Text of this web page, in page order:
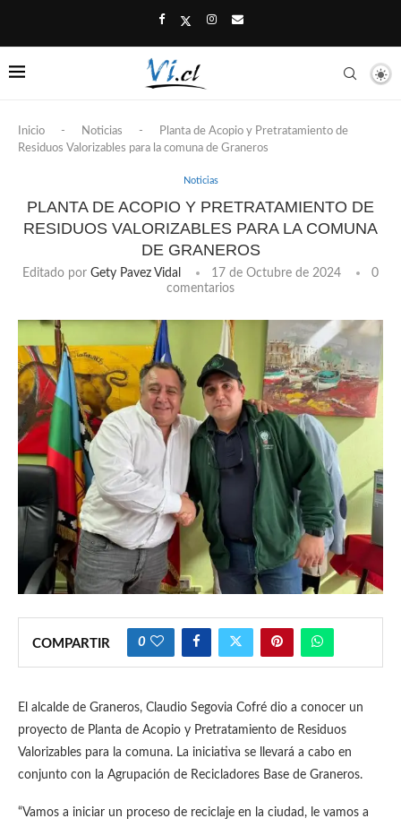
Inicio - Noticias -
Planta de Acopio y Pretratamiento de
Residuos Valorizables para la comuna de Graneros
Noticias
PLANTA DE ACOPIO Y PRETRATAMIENTO DE
RESIDUOS VALORIZABLES PARA LA COMUNA
DE GRANEROS
Editado por Gety Pavez Vidal 17 de Octubre de 2024
0
comentarios
COMPARTIR 0
El alcalde de Graneros, Claudio Segovia Cofré dio a conocer un
proyecto de Planta de Acopio y Pretratamiento de Residuos
Valorizables para la comuna. La iniciativa se llevará a cabo en
conjunto con la Agrupación de Recicladores Base de Graneros.
“Vamos a iniciar un proceso de reciclaje en la ciudad, le vamos a